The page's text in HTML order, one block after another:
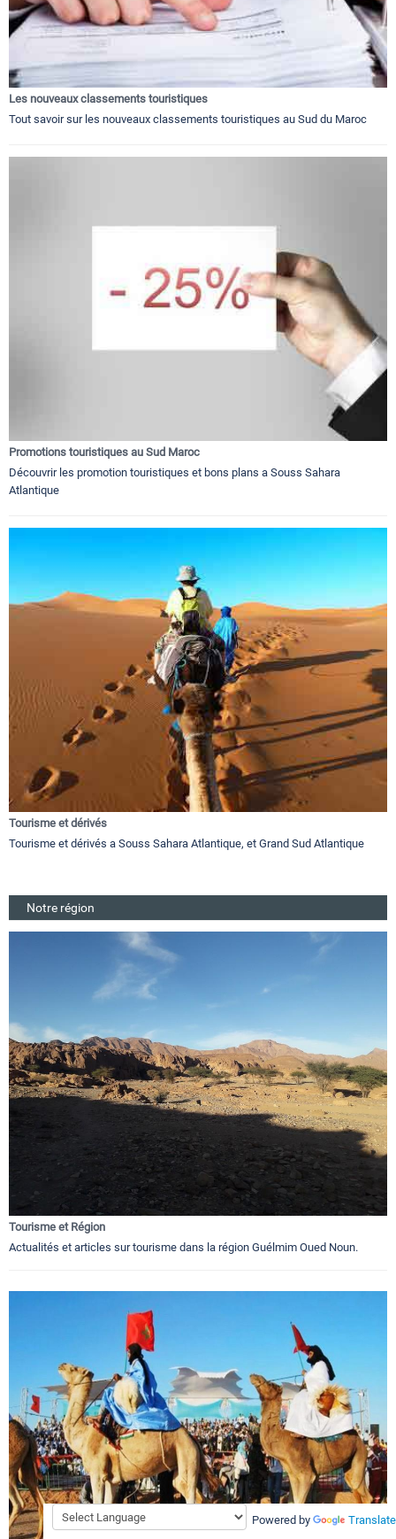
Les nouveaux classements touristiques
Tout savoir sur les nouveaux classements touristiques au Sud du Maroc
Promotions touristiques au Sud Maroc
Découvrir les promotion touristiques et bons plans a Souss Sahara
Atlantique
Tourisme et dérivés
Tourisme et dérivés a Souss Sahara Atlantique, et Grand Sud Atlantique
Notre région
Tourisme et Région
Actualités et articles sur tourisme dans la région Guélmim Oued Noun.
Powered by Translate